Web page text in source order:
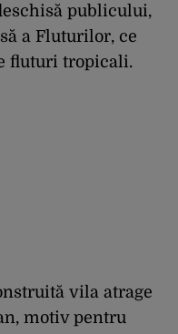
publicului,
a Fluturilor, ce
fluturi tropicali.
vila atrage
motiv pentru